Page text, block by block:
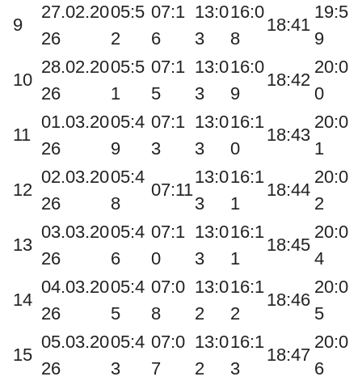
9
27.02.20
26
05:5
2
07:1
6
13:0
3
16:0
8
18:41
19:5
9
10
28.02.20
26
05:5
1
07:1
5
13:0
3
16:0
9
18:42
20:0
0
11
01.03.20
26
05:4
9
07:1
3
13:0
3
16:1
0
18:43
20:0
1
12
02.03.20
26
05:4
8
07:11
13:0
3
16:1
1
18:44
20:0
2
13
03.03.20
26
05:4
6
07:1
0
13:0
3
16:1
1
18:45
20:0
4
14
04.03.20
26
05:4
5
07:0
8
13:0
2
16:1
2
18:46
20:0
5
15
05.03.20
26
05:4
3
07:0
7
13:0
2
16:1
3
18:47
20:0
6